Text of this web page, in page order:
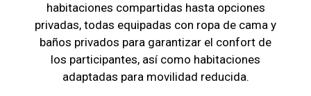
habitaciones compartidas hasta opciones
privadas, todas equipadas con ropa de cama y
baños privados para garantizar el confort de
los participantes, así como habitaciones
adaptadas para movilidad reducida.